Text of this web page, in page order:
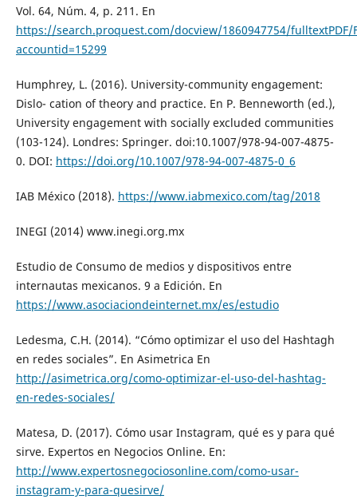
Vol. 64, Núm. 4, p. 211. En
https://search.proquest.com/docview/1860947754/fulltextPDF/
accountid=15299
Humphrey, L. (2016). University-community engagement:
Dislo- cation of theory and practice. En P. Benneworth (ed.),
University engagement with socially excluded communities
(103-124). Londres: Springer. doi:10.1007/978-94-007-4875-
0. DOI: https://doi.org/10.1007/978-94-007-4875-0_6
IAB México (2018). https://www.iabmexico.com/tag/2018
INEGI (2014) www.inegi.org.mx
Estudio de Consumo de medios y dispositivos entre
internautas mexicanos. 9 a Edición. En
https://www.asociaciondeinternet.mx/es/estudio
Ledesma, C.H. (2014). “Cómo optimizar el uso del Hashtagh
en redes sociales”. En Asimetrica En
http://asimetrica.org/como-optimizar-el-uso-del-hashtag-
en-redes-sociales/
Matesa, D. (2017). Cómo usar Instagram, qué es y para qué
sirve. Expertos en Negocios Online. En:
http://www.expertosnegociosonline.com/como-usar-
instagram-y-para-quesirve/